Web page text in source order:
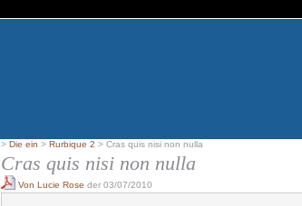
> Die ein > Rurbique 2 > Cras quis nisi non nulla
Cras quis nisi non nulla
Von Lucie Rose der 03/07/2010